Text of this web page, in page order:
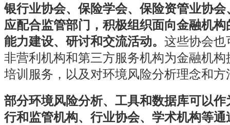
银行业协会、保险学会、保险资管业协
应配合监管部门，积极组织面向金融机
能力建设、研讨和交流活动。 这些协会也
非营利机构和第三方服务机构为金融机
培训服务，以及对环境风险分析理念和
部分环境风险分析、工具和数据库可以
行和监管机构、行业协会、学术机构等